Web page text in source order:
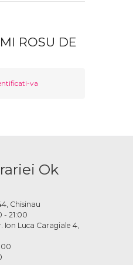
ROSU DE
va
Ok
Chisinau
- 21:00
Ion Luca Caragiale 4,